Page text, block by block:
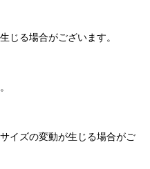
じる場合がございます。
イズの変動が生じる場合がご